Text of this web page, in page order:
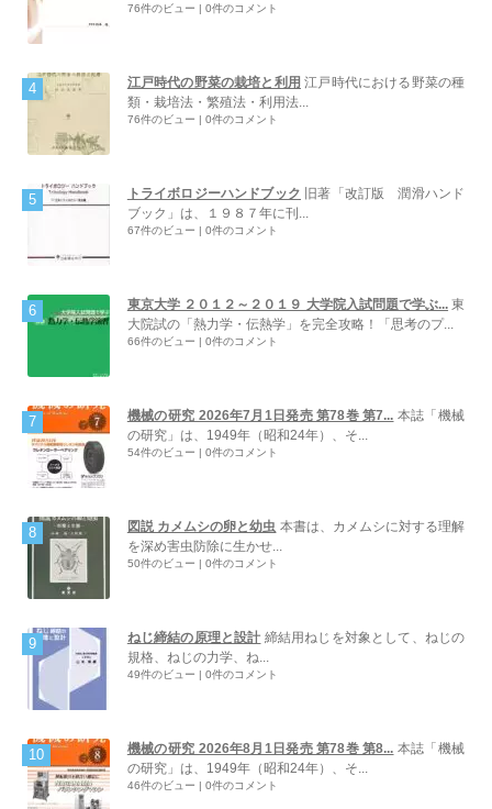
76件のビュー | 0件のコメント
江戸時代の野菜の栽培と利用 江戸時代における野菜の種
類・栽培法・繁殖法・利用法...
76件のビュー | 0件のコメント
トライボロジーハンドブック 旧著「改訂版 潤滑ハンド
ブック」は、１９８７年に刊...
67件のビュー | 0件のコメント
東京大学 ２０１２～２０１９ 大学院入試問題で学ぶ... 東
大院試の「熱力学・伝熱学」を完全攻略！「思考のプ...
66件のビュー | 0件のコメント
機械の研究 2026年7月1日発売 第78巻 第7... 本誌「機械
の研究」は、1949年（昭和24年）、そ...
54件のビュー | 0件のコメント
図説 カメムシの卵と幼虫 本書は、カメムシに対する理解
を深め害虫防除に生かせ...
50件のビュー | 0件のコメント
ねじ締結の原理と設計 締結用ねじを対象として、ねじの
規格、ねじの力学、ね...
49件のビュー | 0件のコメント
機械の研究 2026年8月1日発売 第78巻 第8... 本誌「機械
の研究」は、1949年（昭和24年）、そ...
46件のビュー | 0件のコメント